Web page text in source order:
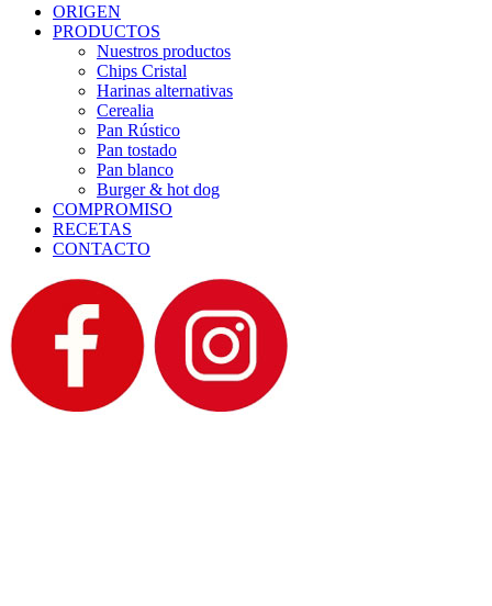
Menu
ORIGEN
PRODUCTOS
Nuestros productos
Chips Cristal
Harinas alternativas
Cerealia
Pan Rústico
Pan tostado
Pan blanco
Burger & hot dog
COMPROMISO
RECETAS
CONTACTO